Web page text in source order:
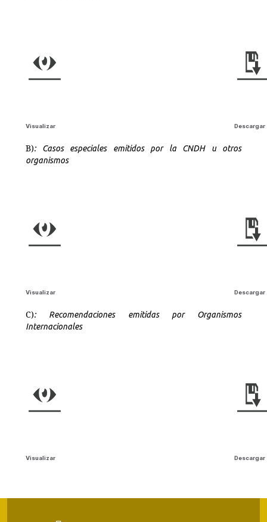
Visualizar Descargar
B): Casos especiales emitidos por la CNDH u otros
organismos
Visualizar Descargar
C): Recomendaciones emitidas por Organismos
Internacionales
Visualizar Descargar